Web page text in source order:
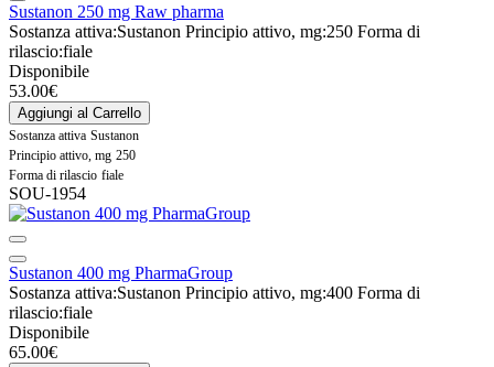
Sustanon 250 mg Raw pharma
Sostanza attiva:Sustanon Principio attivo, mg:250 Forma di
rilascio:fiale
Disponibile
53.00€
Aggiungi al Carrello
Sostanza attiva Sustanon
Principio attivo, mg 250
Forma di rilascio fiale
SOU-1954
Sustanon 400 mg PharmaGroup
Sostanza attiva:Sustanon Principio attivo, mg:400 Forma di
rilascio:fiale
Disponibile
65.00€